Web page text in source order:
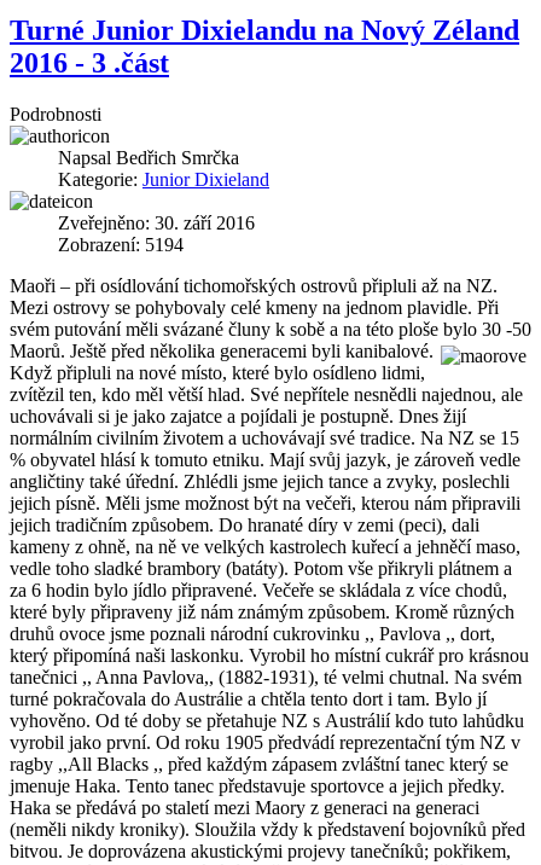
Turné Junior Dixielandu na Nový Zéland
2016 - 3 .část
Podrobnosti
Napsal Bedřich Smrčka
Kategorie: Junior Dixieland
Zveřejněno: 30. září 2016
Zobrazení: 5194
Maoři – při osídlování tichomořských ostrovů připluli až na NZ.
Mezi ostrovy se pohybovaly celé kmeny na jednom plavidle. Při
svém putování měli svázané čluny k sobě a na této ploše bylo 30 -50
Maorů. Ještě před několika generacemi byli kanibalové.
Když připluli na nové místo, které bylo osídleno lidmi,
zvítězil ten, kdo měl větší hlad. Své nepřítele nesnědli najednou, ale
uchovávali si je jako zajatce a pojídali je postupně. Dnes žijí
normálním civilním životem a uchovávají své tradice. Na NZ se 15
% obyvatel hlásí k tomuto etniku. Mají svůj jazyk, je zároveň vedle
angličtiny také úřední. Zhlédli jsme jejich tance a zvyky, poslechli
jejich písně. Měli jsme možnost být na večeři, kterou nám připravili
jejich tradičním způsobem. Do hranaté díry v zemi (peci), dali
kameny z ohně, na ně ve velkých kastrolech kuřecí a jehněčí maso,
vedle toho sladké brambory (batáty). Potom vše přikryli plátnem a
za 6 hodin bylo jídlo připravené. Večeře se skládala z více chodů,
které byly připraveny již nám známým způsobem. Kromě různých
druhů ovoce jsme poznali národní cukrovinku ,, Pavlova ,, dort,
který připomíná naši laskonku. Vyrobil ho místní cukrář pro krásnou
tanečnici ,, Anna Pavlova,, (1882-1931), té velmi chutnal. Na svém
turné pokračovala do Austrálie a chtěla tento dort i tam. Bylo jí
vyhověno. Od té doby se přetahuje NZ s Austrálií kdo tuto lahůdku
vyrobil jako první. Od roku 1905 předvádí reprezentační tým NZ v
ragby ,,All Blacks ,, před každým zápasem zvláštní tanec který se
jmenuje Haka. Tento tanec představuje sportovce a jejich předky.
Haka se předává po staletí mezi Maory z generaci na generaci
(neměli nikdy kroniky). Sloužila vždy k představení bojovníků před
bitvou. Je doprovázena akustickými projevy tanečníků; pokřikem,